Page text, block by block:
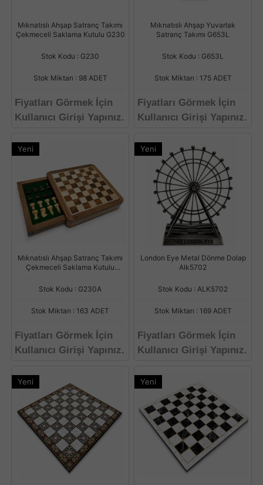
Mıknatıslı Ahşap Satranç Takımı
Çekmeceli Saklama Kutulu G230
Stok Kodu : G230
Stok Miktarı : 98 ADET
Fiyatları Görmek İçin
Kullanıcı Girişi Yapınız.
Mıknatıslı Ahşap Yuvarlak
Satranç Takımı G653L
Stok Kodu : G653L
Stok Miktarı : 175 ADET
Fiyatları Görmek İçin
Kullanıcı Girişi Yapınız.
Yeni
Mıknatıslı Ahşap Satranç Takımı
Çekmeceli Saklama Kutulu
Stok Kodu : G230A
Stok Miktarı : 163 ADET
Fiyatları Görmek İçin
Kullanıcı Girişi Yapınız.
Yeni
London Eye Metal Dönme Dolap
Alk5702
Stok Kodu : ALK5702
Stok Miktarı : 169 ADET
Fiyatları Görmek İçin
Kullanıcı Girişi Yapınız.
Yeni Yeni